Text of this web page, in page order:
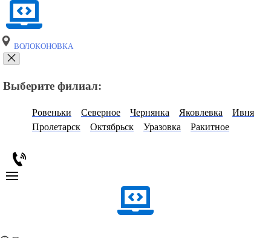
ВОЛОКОНОВКА
Выберите филиал:
Ровеньки Северное Чернянка Яковлевка
Ивня
Пролетарск
Октябрьск Уразовка Ракитное